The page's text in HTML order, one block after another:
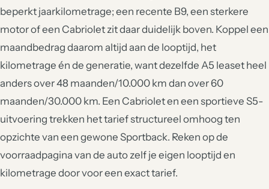
beperkt jaarkilometrage; een recente B9, een sterkere
motor of een Cabriolet zit daar duidelijk boven. Koppel een
maandbedrag daarom altijd aan de looptijd, het
kilometrage én de generatie, want dezelfde A5 leaset heel
anders over 48 maanden/10.000 km dan over 60
maanden/30.000 km. Een Cabriolet en een sportieve S5-
uitvoering trekken het tarief structureel omhoog ten
opzichte van een gewone Sportback. Reken op de
voorraadpagina van de auto zelf je eigen looptijd en
kilometrage door voor een exact tarief.